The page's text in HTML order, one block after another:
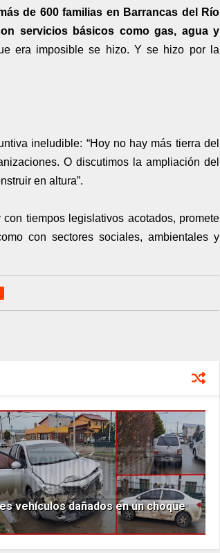
de 600 familias en Barrancas del Río
servicios básicos como gas, agua y
era imposible se hizo. Y se hizo por la
ineludible: “Hoy no hay más tierra del
O discutimos la ampliación del
en altura”.
tiempos legislativos acotados, promete
con sectores sociales, ambientales y
vehículos dañados en un choque